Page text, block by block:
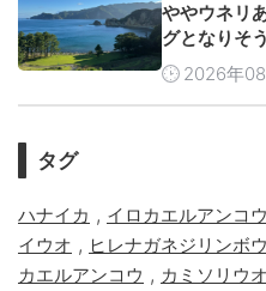
ややウネリ
グとなりそ
2026年
タグ
ハナイカ , イロカエルアンコウ
イウオ , ヒレナガネジリンボウ
カエルアンコウ , カミソリウオ